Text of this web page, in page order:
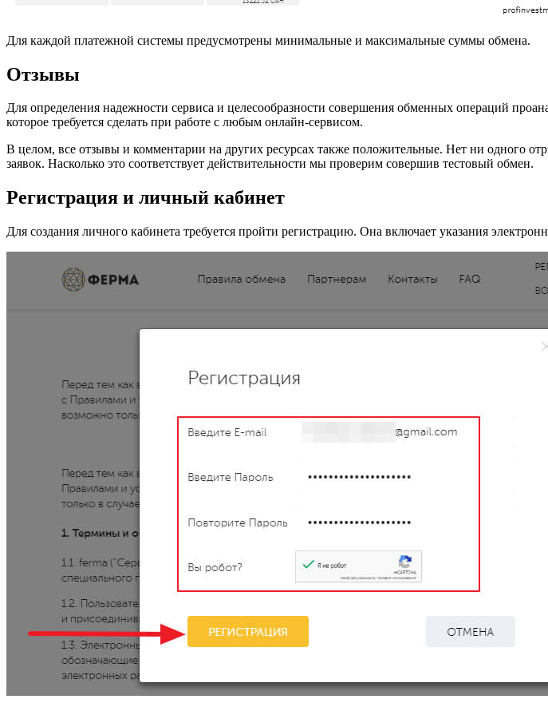
Для каждой платежной системы предусмотрены минимальные и максимальные суммы обмена.
Отзывы
Для определения надежности сервиса и целесообразности совершения обменных операций
которое требуется сделать при работе с любым онлайн-сервисом.
В целом, все отзывы и комментарии на других ресурсах также положительные. Нет ни одного
заявок. Насколько это соответствует действительности мы проверим совершив тестовый обмен.
Регистрация и личный кабинет
Для создания личного кабинета требуется пройти регистрацию. Она включает указания